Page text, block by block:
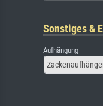
Sonstiges &
Aufhängung